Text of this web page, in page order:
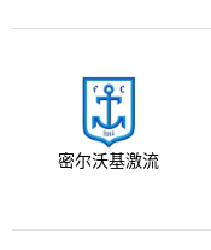
密尔沃基激流